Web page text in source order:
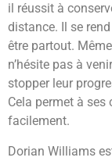
il réussit à
distance. Il se
être partout.
n’hésite pas à
stopper leur
Cela permet à ses
facilement.
Dorian Williams